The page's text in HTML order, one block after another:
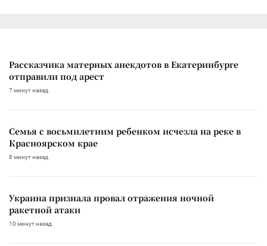
Рассказчика матерных анекдотов в Екатеринбурге
отправили под арест
7 минут назад
Семья с восьмилетним ребенком исчезла на реке в
Красноярском крае
8 минут назад
Украина признала провал отражения ночной
ракетной атаки
10 минут назад